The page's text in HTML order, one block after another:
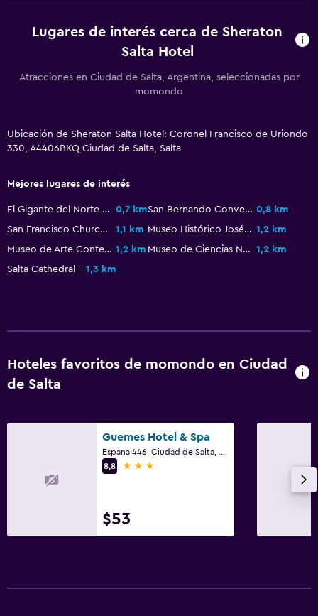
Extinguidor
Ropa de cama
Toallas
Piscina al aire libre
Comedor
Menús para dietas especiales (bajo petición)
Lugares de interés cerca de Sheraton
Salta Hotel
Atracciones en Ciudad de Salta, Argentina, seleccionadas por
momondo
Ubicación de Sheraton Salta Hotel: Coronel Francisco de Uriondo
330, A4406BKQ Ciudad de Salta, Salta
Mejores lugares de interés
El Gigante del Norte Stadium 0,7 km San Bernando Convent 0,8 km
San Francisco Church and Convent
1,1 km Museo Histórico José Evaristo Uriburu 1,2 km
Museo de Arte Contemporáneo 1,2 km Museo de Ciencias Naturales
1,2 km
Salta Cathedral
1,3 km
Hoteles favoritos de momondo en Ciudad
de Salta
Guemes Hotel & Spa
8,8
3 estrellas
$53